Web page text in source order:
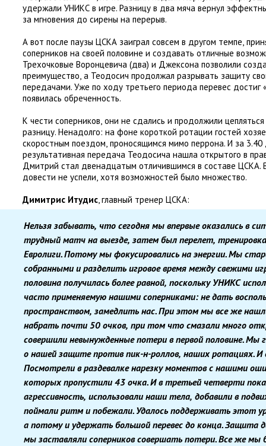
удержали УНИКС в игре. Разницу в два мяча вернул
за мгновения до сирены на перерыв.
А вот после паузы ЦСКА заиграл совсем в другом темпе,
соперников на своей половине и создавать отличные
Трехочковые Воронцевича (два) и Джексона позволили
преимущество, а Теодосич продолжал разрывать защиту
передачами. Уже по ходу третьего периода перевес достиг
появилась обреченность.
К чести соперников, они не сдались и продолжили
разницу. Ненадолго: на фоне короткой ротации гостей
скоростным поездом, проносящимся мимо перрона. И за
результативная передача Теодосича нашла открытого в
Дмитрий стал двенадцатым отличившимся в составе ЦСКА.
довести не успели, хотя возможностей было множество.
Димитрис Итудис, главный тренер ЦСКА:
Нельзя забывать, что сегодня мы впервые оказались в
трудный матч на выезде, затем был перелет,
Евролиги. Потому мы фокусировались на энергии. Мы
собранными и разделить игровое время между свежими
половина получилась более равной, поскольку УНИКС
часто применяемую нашими соперниками: не дать
пространством, замедлить нас. При этом мы все же
набрать почти 50 очков, при том что смазали много
совершили невынужденные потери в первой половине. Мы
о нашей защите против пик-н-роллов, наших ротациях. И
Посмотрели в раздевалке нарезку моментов с нашими
которых пропустили 43 очка. И в третьей четверти
агрессивность, использовали наши тела, добавили в
поймали ритм и побежали. Удалось поддерживать этот
а потому и удержать большой перевес до конца. Защита
мы заставляли соперников совершать потери. Все же мы